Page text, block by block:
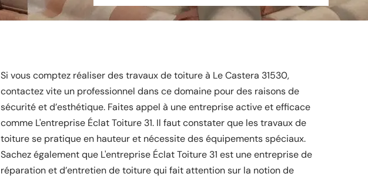
Si vous comptez réaliser des travaux de toiture à Le Castera 31530,
contactez vite un professionnel dans ce domaine pour des raisons de
sécurité et d’esthétique. Faites appel à une entreprise active et efficace
comme L'entreprise Éclat Toiture 31. Il faut constater que les travaux de
toiture se pratique en hauteur et nécessite des équipements spéciaux.
Sachez également que L'entreprise Éclat Toiture 31 est une entreprise de
réparation et d’entretien de toiture qui fait attention sur la notion de